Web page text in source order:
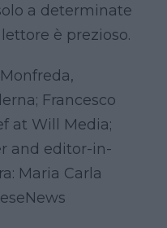
a determinate
è prezioso.
Francesco
at Will Media;
and editor-in-
Maria Carla